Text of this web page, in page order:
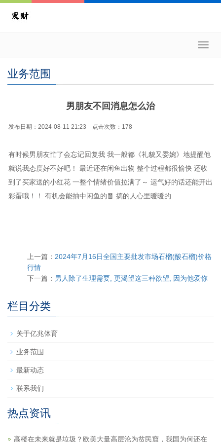
业务范围
男朋友不回消息怎么治
发布日期：2024-08-11 21:23 点击次数：178
有时候男朋友忙了会忘记回复我 我一般都《礼貌又委婉》地提醒他
就说我态度好不好吧！ 最近还在闲鱼出物 整个过程都很愉快 还收
到了买家送的小红花 一整个情绪价值拉满了～ 运气好的话还能开出
彩蛋哦！！ 有机会能抽中闲鱼的🧧 搞的人心里暖暖的
上一篇： 2024年7月16日全国主要批发市场石榴(酸石榴)价格
行情
下一篇： 男人除了生理需要, 更渴望这三种欲望, 因为他爱你
栏目分类
关于亿兆体育
业务范围
最新动态
联系我们
热点资讯
高楼在未来就是垃圾？欧美大量高层沦为贫民窟，我国为何还在